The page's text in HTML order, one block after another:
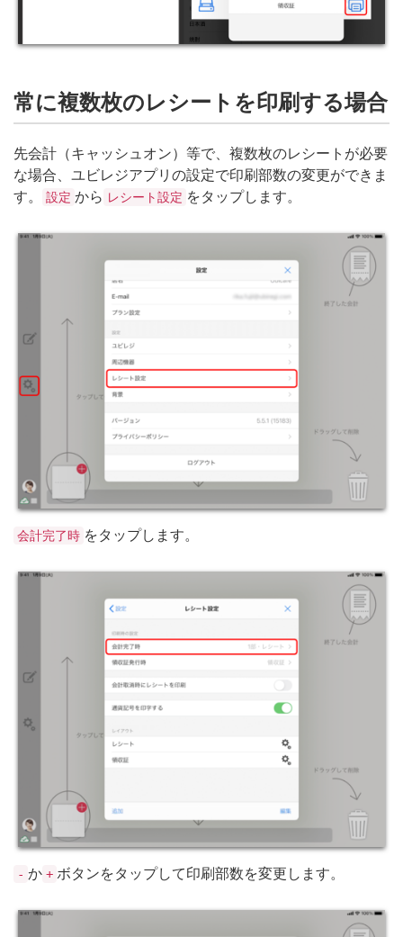
常に複数枚のレシートを印刷する場合
先会計（キャッシュオン）等で、複数枚のレシートが必要
な場合、ユビレジアプリの設定で印刷部数の変更ができま
す。
設定 から レシート設定 をタップします。
会計完了時 をタップします。
- か + ボタンをタップして印刷部数を変更します。